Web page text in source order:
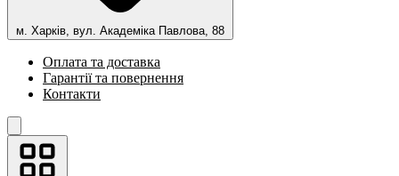
м. Харків, вул. Академіка Павлова, 88
Оплата та доставка
Гарантії та повернення
Контакти